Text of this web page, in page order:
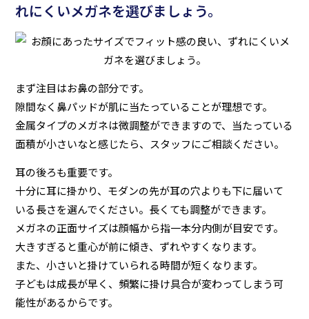
れにくいメガネを選びましょう。
まず注目はお鼻の部分です。
隙間なく鼻パッドが肌に当たっていることが理想です。
金属タイプのメガネは微調整ができますので、当たっている
面積が小さいなと感じたら、スタッフにご相談ください。
耳の後ろも重要です。
十分に耳に掛かり、モダンの先が耳の穴よりも下に届いて
いる長さを選んでください。長くても調整ができます。
メガネの正面サイズは顔幅から指一本分内側が目安です。
大きすぎると重心が前に傾き、ずれやすくなります。
また、小さいと掛けていられる時間が短くなります。
子どもは成長が早く、頻繁に掛け具合が変わってしまう可
能性があるからです。